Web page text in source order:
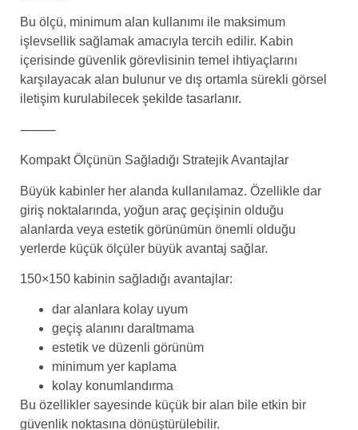
Bu ölçü, minimum alan kullanımı ile maksimum
işlevsellik sağlamak amacıyla tercih edilir. Kabin
içerisinde güvenlik görevlisinin temel ihtiyaçlarını
karşılayacak alan bulunur ve dış ortamla sürekli görsel
iletişim kurulabilecek şekilde tasarlanır.
⸻
Kompakt Ölçünün Sağladığı Stratejik Avantajlar
Büyük kabinler her alanda kullanılamaz. Özellikle dar
giriş noktalarında, yoğun araç geçişinin olduğu
alanlarda veya estetik görünümün önemli olduğu
yerlerde küçük ölçüler büyük avantaj sağlar.
150×150 kabinin sağladığı avantajlar:
dar alanlara kolay uyum
geçiş alanını daraltmama
estetik ve düzenli görünüm
minimum yer kaplama
kolay konumlandırma
Bu özellikler sayesinde küçük bir alan bile etkin bir
güvenlik noktasına dönüştürülebilir.